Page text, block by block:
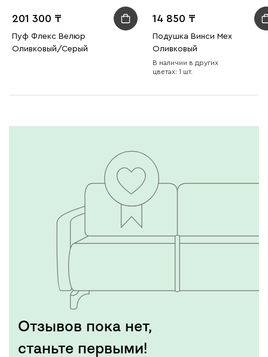
201 300
Пуф Флекс Велюр
Оливковый/Серый
14 850
Подушка Винси Мех
Оливковый
В наличии в других
цветах: 1 шт.
Отзывов пока нет,
станьте первыми!